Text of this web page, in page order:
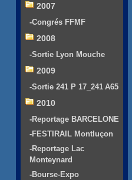
2007
-Congrés FFMF
2008
-Sortie Lyon Mouche
2009
-Sortie 241 P 17_241 A65
2010
-Reportage BARCELONE
-FESTIRAIL Montluçon
-Reportage Lac
Monteynard
-Bourse-Expo